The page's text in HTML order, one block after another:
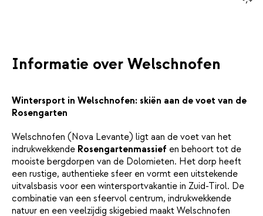
Informatie over Welschnofen
Wintersport in Welschnofen: skiën aan de voet van de
Rosengarten
Welschnofen (Nova Levante) ligt aan de voet van het
indrukwekkende Rosengartenmassief en behoort tot de
mooiste bergdorpen van de Dolomieten. Het dorp heeft
een rustige, authentieke sfeer en vormt een uitstekende
uitvalsbasis voor een wintersportvakantie in Zuid-Tirol. De
combinatie van een sfeervol centrum, indrukwekkende
natuur en een veelzijdig skigebied maakt Welschnofen